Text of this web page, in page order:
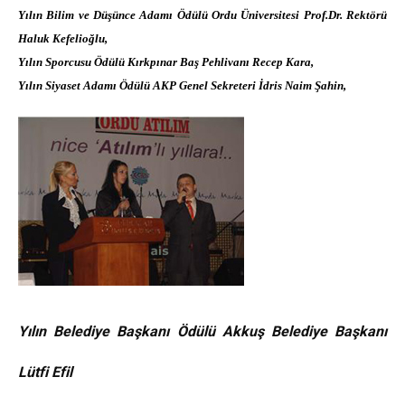
Yılın Bilim ve Düşünce Adamı Ödülü Ordu Üniversitesi Prof.Dr. Rektörü
Haluk Kefelioğlu,
Yılın Sporcusu Ödülü Kırkpınar Baş Pehlivanı Recep Kara,
Yılın Siyaset Adamı Ödülü AKP Genel Sekreteri İdris Naim Şahin,
Yılın Belediye Başkanı Ödülü Akkuş Belediye Başkanı
Lütfi Efil